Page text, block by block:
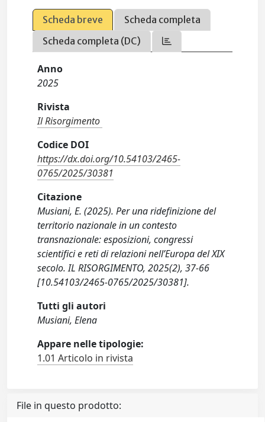
Scheda breve
Scheda completa
Scheda completa (DC)
Anno
2025
Rivista
Il Risorgimento
Codice DOI
https://dx.doi.org/10.54103/2465-
0765/2025/30381
Citazione
Musiani, E. (2025). Per una ridefinizione del
territorio nazionale in un contesto
transnazionale: esposizioni, congressi
scientifici e reti di relazioni nell’Europa del XIX
secolo. IL RISORGIMENTO, 2025(2), 37-66
[10.54103/2465-0765/2025/30381].
Tutti gli autori
Musiani, Elena
Appare nelle tipologie:
1.01 Articolo in rivista
File in questo prodotto: